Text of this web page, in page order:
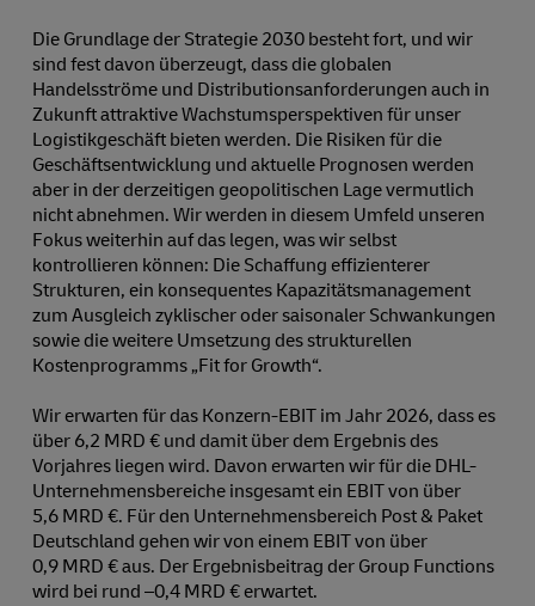
Die Grundlage der Strategie 2030 besteht fort, und wir
sind fest davon überzeugt, dass die globalen
Handelsströme und Distributionsanforderungen auch in
Zukunft attraktive Wachstumsperspektiven für unser
Logistikgeschäft bieten werden. Die Risiken für die
Geschäftsentwicklung und aktuelle Prognosen werden
aber in der derzeitigen geopolitischen Lage vermutlich
nicht abnehmen. Wir werden in diesem Umfeld unseren
Fokus weiterhin auf das legen, was wir selbst
kontrollieren können: Die Schaffung effizienterer
Strukturen, ein konsequentes Kapazitätsmanagement
zum Ausgleich zyklischer oder saisonaler Schwankungen
sowie die weitere Umsetzung des strukturellen
Kostenprogramms „Fit for Growth“.
Wir erwarten für das Konzern-EBIT im Jahr 2026, dass es
über 6,2 MRD € und damit über dem Ergebnis des
Vorjahres liegen wird. Davon erwarten wir für die DHL-
Unternehmensbereiche insgesamt ein EBIT von über
5,6 MRD €. Für den Unternehmensbereich Post & Paket
Deutschland gehen wir von einem EBIT von über
0,9 MRD € aus. Der Ergebnisbeitrag der Group Functions
wird bei rund ⁠–⁠0,4 MRD € erwartet.